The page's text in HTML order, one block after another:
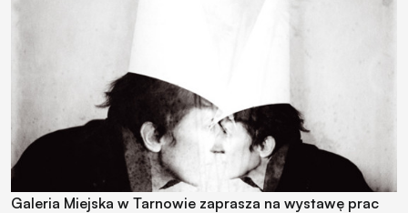
Galeria Miejska w Tarnowie zaprasza na wystawę prac